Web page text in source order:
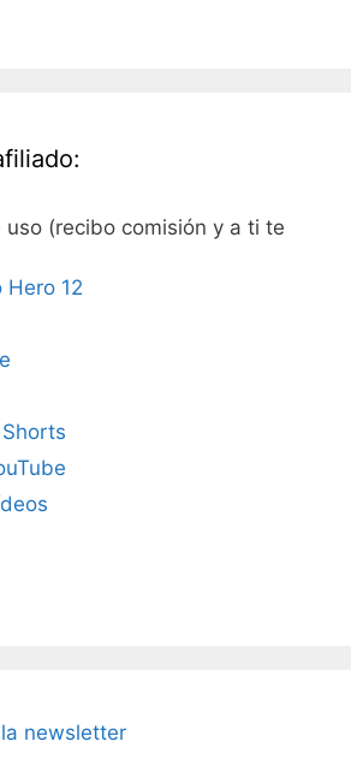
uso (recibo comisión y a ti te
Hero 12
newsletter